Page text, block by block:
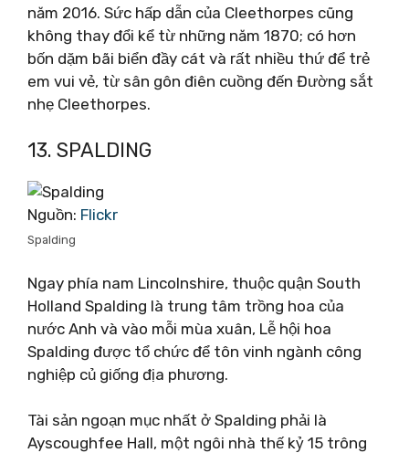
năm 2016. Sức hấp dẫn của Cleethorpes cũng
không thay đổi kể từ những năm 1870; có hơn
bốn dặm bãi biển đầy cát và rất nhiều thứ để trẻ
em vui vẻ, từ sân gôn điên cuồng đến Đường sắt
nhẹ Cleethorpes.
13. SPALDING
Nguồn: Flickr
Spalding
Ngay phía nam Lincolnshire, thuộc quận South
Holland Spalding là trung tâm trồng hoa của
nước Anh và vào mỗi mùa xuân, Lễ hội hoa
Spalding được tổ chức để tôn vinh ngành công
nghiệp củ giống địa phương.
Tài sản ngoạn mục nhất ở Spalding phải là
Ayscoughfee Hall, một ngôi nhà thế kỷ 15 trông